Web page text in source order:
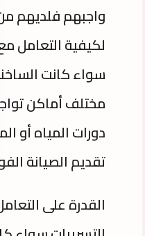
واجبهم فلديهم
لكيفية التعامل
سواء كانت
مختلف أماكن
دورات المياه أو
تقديم الصيانة
القدرة على